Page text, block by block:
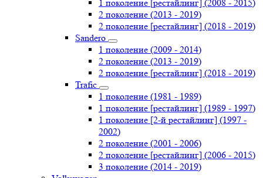
1 поколение [рестайлинг] (2008 - 2015)
2 поколение (2013 - 2019)
2 поколение [рестайлинг] (2018 - 2019)
Sandero
1 поколение (2009 - 2014)
2 поколение (2013 - 2019)
2 поколение [рестайлинг] (2018 - 2019)
Trafic
1 поколение (1981 - 1989)
1 поколение [рестайлинг] (1989 - 1997)
1 поколение [2-й рестайлинг] (1997 -
2002)
2 поколение (2001 - 2006)
2 поколение [рестайлинг] (2006 - 2015)
3 поколение (2014 - 2019)